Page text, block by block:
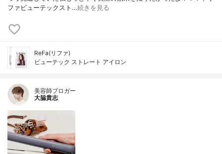
ファビューテックスト…続きを見る
ReFa(リファ)
ビューテック ストレート アイロン
美容師ブロガー
大脇貴志